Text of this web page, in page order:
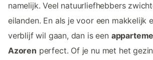
namelijk. Veel natuurliefhebbers
eilanden. En als je voor een makkelijk
verblijf wil gaan, dan is een
Azoren perfect. Of je nu met het